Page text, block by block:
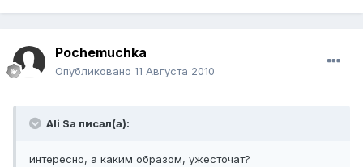
Pochemuchka
Опубликовано 11 Августа 2010
Ali Sa писал(а):
интересно, а каким образом, ужесточат?